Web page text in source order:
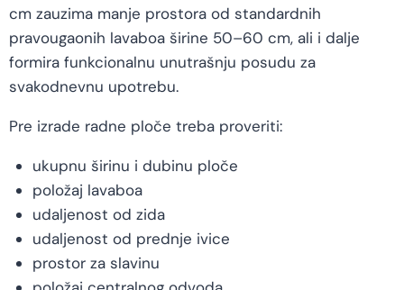
cm zauzima manje prostora od standardnih
pravougaonih lavaboa širine 50–60 cm, ali i dalje
formira funkcionalnu unutrašnju posudu za
svakodnevnu upotrebu.
Pre izrade radne ploče treba proveriti:
ukupnu širinu i dubinu ploče
položaj lavaboa
udaljenost od zida
udaljenost od prednje ivice
prostor za slavinu